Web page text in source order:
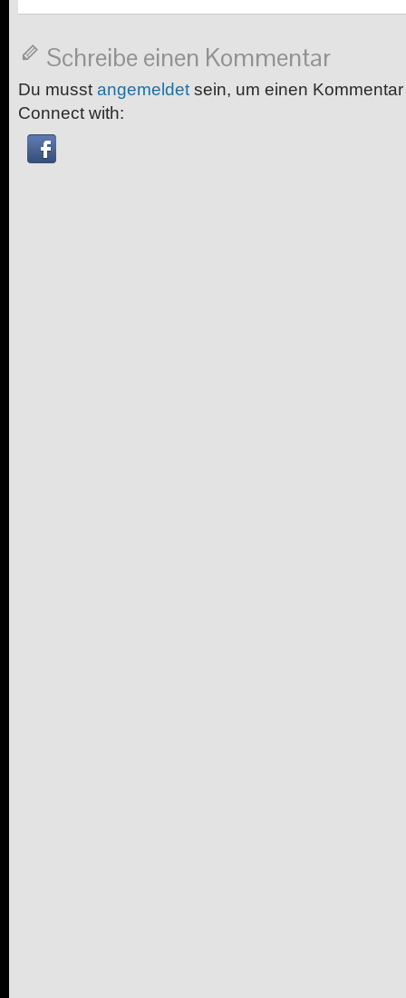
Schreibe einen Kommentar
Du musst angemeldet sein, um einen
Connect with: